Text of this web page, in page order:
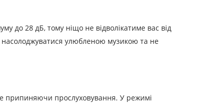
до 28 дБ, тому ніщо не відволікатиме вас від
насолоджуватися улюбленою музикою та не
припиняючи прослуховування. У режимі